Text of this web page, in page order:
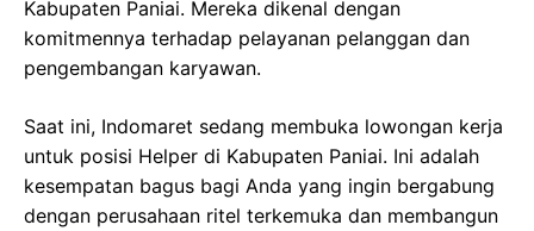
Kabupaten Paniai. Mereka dikenal dengan
komitmennya terhadap pelayanan pelanggan dan
pengembangan karyawan.
Saat ini, Indomaret sedang membuka lowongan kerja
untuk posisi Helper di Kabupaten Paniai. Ini adalah
kesempatan bagus bagi Anda yang ingin bergabung
dengan perusahaan ritel terkemuka dan membangun